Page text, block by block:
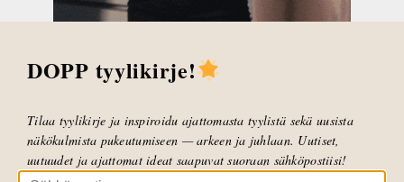
ESPANJA
Käväisimme mieheni kanssa viime viikolla
Espanjassa, Costa del Solilla. Halusimme käydä
katsomassa siellä tuttuja paikkoja, joissa olimme
DOPP tyylikirje!
Tilaa tyylikirje ja inspiroidu ajattomasta tyylistä sekä uusista
näkökulmista pukeutumiseen — arkeen ja juhlaan. Uutiset,
uutuudet ja ajattomat ideat saapuvat suoraan sähköpostiisi!